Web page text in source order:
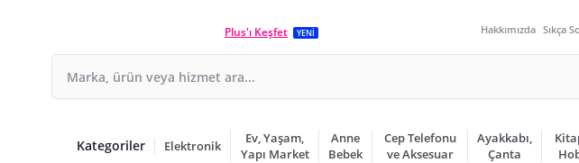
Plus'ı Keşfet YENİ Hakkımızda Sıkça
Kategoriler Elektronik
Ev, Yaşam,
Yapı Market
Anne
Bebek
Cep Telefonu
ve Aksesuar
Ayakkabı,
Çanta